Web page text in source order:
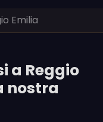
Emilia
a Reggio
nostra